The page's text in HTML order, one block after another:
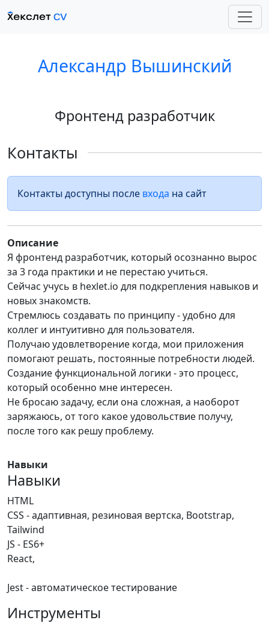
Александр Вышинский
Фронтенд разработчик
Контакты
Контакты доступны после входа на сайт
Описание
Я фронтенд разработчик, который осознанно вырос
за 3 года практики и не перестаю учиться.
Сейчас учусь в hexlet.io для подкрепления навыков и
новых знакомств.
Стремлюсь создавать по принципу - удобно для
коллег и интуитивно для пользователя.
Получаю удовлетворение когда, мои приложения
помогают решать, постоянные потребности людей.
Создание функциональной логики - это процесс,
который особенно мне интересен.
Не бросаю задачу, если она сложная, а наоборот
заряжаюсь, от того какое удовольствие получу,
после того как решу проблему.
Навыки
Навыки
HTML
CSS - адаптивная, резиновая вертска, Bootstrap,
Tailwind
JS - ES6+
React,
Jest - автоматическое тестирование
Инструменты